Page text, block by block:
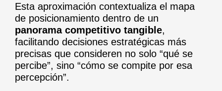
Esta aproximación contextualiza el mapa
de posicionamiento dentro de un
panorama competitivo tangible,
facilitando decisiones estratégicas más
precisas que consideren no solo “qué se
percibe”, sino “cómo se compite por esa
percepción”.